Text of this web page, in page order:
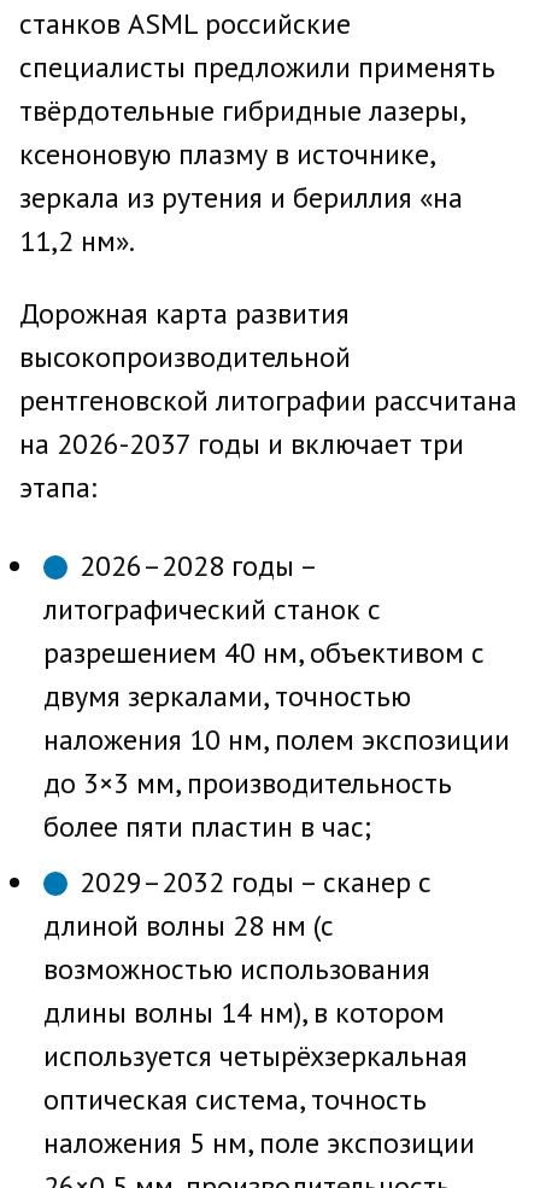
станков ASML российские
специалисты предложили применять
твёрдотельные гибридные лазеры,
ксеноновую плазму в источнике,
зеркала из рутения и бериллия «на
11,2 нм».
Дорожная карта развития
высокопроизводительной
рентгеновской литографии рассчитана
на 2026-2037 годы и включает три
этапа:
2026–2028 годы –
литографический станок с
разрешением 40 нм, объективом с
двумя зеркалами, точностью
наложения 10 нм, полем экспозиции
до 3×3 мм, производительность
более пяти пластин в час;
2029–2032 годы – сканер с
длиной волны 28 нм (с
возможностью использования
длины волны 14 нм), в котором
используется четырёхзеркальная
оптическая система, точность
наложения 5 нм, поле экспозиции